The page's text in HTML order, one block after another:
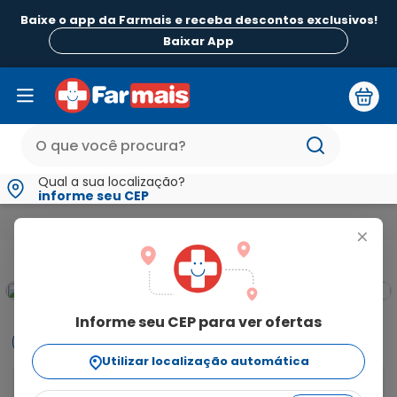
Baixe o app da Farmais e receba descontos exclusivos!
Baixar App
Qual a sua localização?
informe seu CEP
+
Informe seu CEP para ver ofertas
Utilizar localização automática
Multivitamínico
Informações
Imunidade: A vitamina b auxilia no funcionamento do